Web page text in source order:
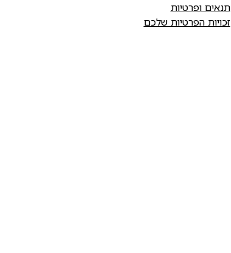
תנאים ופרטיות
זכויות הפרטיות שלכם